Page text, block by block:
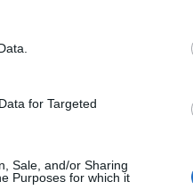
for Targeted
Sale, and/or Sharing
Purposes for which it